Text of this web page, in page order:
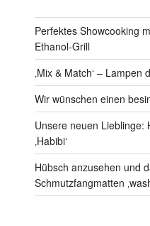
Perfektes Showcooking
Ethanol-Grill
‚Mix & Match‘ –
Wir wünschen einen
Unsere neuen Lieblinge:
‚Habibi‘
Hübsch anzusehen und
Schmutzfangmatten